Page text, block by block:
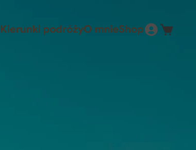
Kierunki podróżyO mnieShop